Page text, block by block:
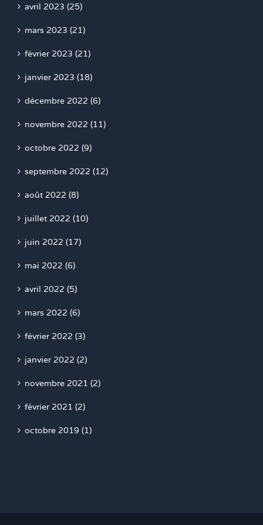
avril 2023 (25)
mars 2023 (21)
février 2023 (21)
janvier 2023 (18)
décembre 2022 (6)
novembre 2022 (11)
octobre 2022 (9)
septembre 2022 (12)
août 2022 (8)
juillet 2022 (10)
juin 2022 (17)
mai 2022 (6)
avril 2022 (5)
mars 2022 (6)
février 2022 (3)
janvier 2022 (2)
novembre 2021 (2)
février 2021 (2)
octobre 2019 (1)